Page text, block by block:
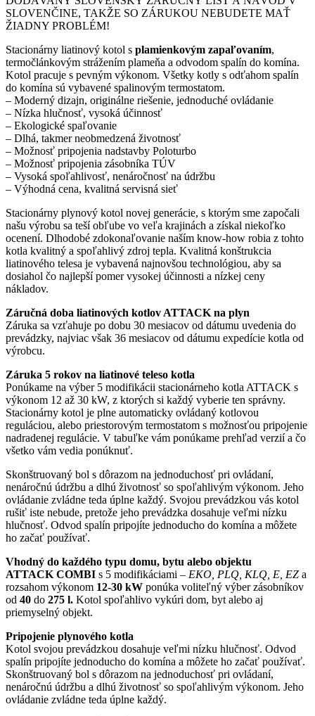
SLOVENČINE, TAKŽE SO ZÁRUKOU NEBUDETE MAŤ
ŽIADNY PROBLÉM!
Stacionárny liatinový kotol s plamienkovým zapaľovaním,
termočlánkovým strážením plameňa a odvodom spalín do komína.
Kotol pracuje s pevným výkonom. Všetky kotly s odťahom spalín
do komína sú vybavené spalinovým termostatom.
– Moderný dizajn, originálne riešenie, jednoduché ovládanie
– Nízka hlučnosť, vysoká účinnosť
– Ekologické spaľovanie
– Dlhá, takmer neobmedzená životnosť
– Možnosť pripojenia nadstavby Poloturbo
– Možnosť pripojenia zásobníka TÚV
– Vysoká spoľahlivosť, nenáročnosť na údržbu
– Výhodná cena, kvalitná servisná sieť
Stacionárny plynový kotol novej generácie, s ktorým sme započali
našu výrobu sa teší obľube vo veľa krajinách a získal niekoľko
ocenení. Dlhodobé zdokonaľovanie naším know-how robia z tohto
kotla kvalitný a spoľahlivý zdroj tepla. Kvalitná konštrukcia
liatinového telesa je vybavená najnovšou technológiou, aby sa
dosiahol čo najlepší pomer vysokej účinnosti a nízkej ceny
nákladov.
Záručná doba liatinových kotlov ATTACK na plyn
Záruka sa vzťahuje po dobu 30 mesiacov od dátumu uvedenia do
prevádzky, najviac však 36 mesiacov od dátumu expedície kotla od
výrobcu.
Záruka 5 rokov na liatinové teleso kotla
Ponúkame na výber 5 modifikácii stacionárneho kotla ATTACK s
výkonom 12 až 30 kW, z ktorých si každý vyberie ten správny.
Stacionárny kotol je plne automaticky ovládaný kotlovou
reguláciou, alebo priestorovým termostatom s možnosťou pripojenie
nadradenej regulácie. V tabuľke vám ponúkame prehľad verzií a čo
všetko vám vedia ponúknuť.
Skonštruovaný bol s dôrazom na jednoduchosť pri ovládaní,
nenáročnú údržbu a dlhú životnosť so spoľahlivým výkonom. Jeho
ovládanie zvládne teda úplne každý. Svojou prevádzkou vás kotol
rušiť iste nebude, pretože jeho prevádzka dosahuje veľmi nízku
hlučnosť. Odvod spalín pripojíte jednoducho do komína a môžete
ho začať používať.
Vhodný do každého typu domu, bytu alebo objektu
ATTACK COMBI s 5 modifikáciami – EKO, PLQ, KLQ, E, EZ a
rozsahom výkonom 12-30 kW ponúka voliteľný výber zásobníkov
od 40 do 275 l. Kotol spoľahlivo vykúri dom, byt alebo aj
priemyselný objekt.
Pripojenie plynového kotla
Kotol svojou prevádzkou dosahuje veľmi nízku hlučnosť. Odvod
spalín pripojíte jednoducho do komína a môžete ho začať používať.
Skonštruovaný bol s dôrazom na jednoduchosť pri ovládaní,
nenáročnú údržbu a dlhú životnosť so spoľahlivým výkonom. Jeho
ovládanie zvládne teda úplne každý.